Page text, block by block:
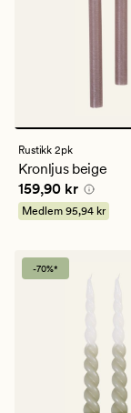
Rustikk 2pk
Kronljus beige
Pris 159,90 kr
159,90 kr
Medlem 95,94 kr
-70%*